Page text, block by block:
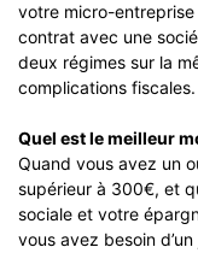
votre micro-
contrat avec une
deux régimes sur la
complications
Quel est le meilleur
Quand vous avez un
supérieur à 300€, et
sociale et votre
vous avez besoin